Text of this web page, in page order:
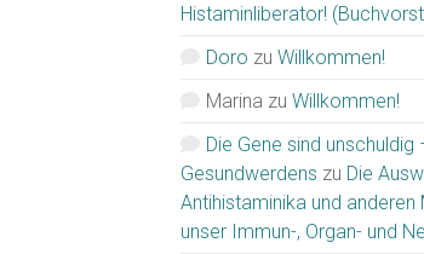
Histaminliberator!
Doro zuWillkommen!
Marina zuWillkommen!
Die Gene sind
Gesundwerdens zu Die
Antihistaminika und
unser Immun-, Organ- und